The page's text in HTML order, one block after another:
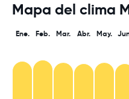
Mapa del clima
Ene. Feb. Mar. Abr. May.